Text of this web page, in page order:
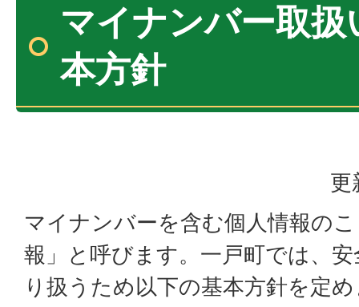
マイナンバー取
本方針
更
マイナンバーを含む個人情報の
報」と呼びます。一戸町では、
り扱うため以下の基本方針を定